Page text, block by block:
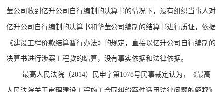
莹公司收到亿升公司自行编制的决算书的情况下，没有组织当事人对
亿升公司自行编制的决算书和华莹公司编制的结算书进行质证，依据
《建设工程价款结算暂行办法》的规定，直接以亿升公司自行编制的
决算书进行涉案工程款的结算，没有事实依据和法律依据。
最高人民法院（2014）民申字第1078号民事裁定认为，《最高
人民法院关于审理建设工程施工合同纠纷案件适用法律问题的解释》